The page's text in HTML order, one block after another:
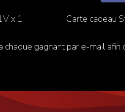
x 1 Carte cadeau
gagnant par e-mail